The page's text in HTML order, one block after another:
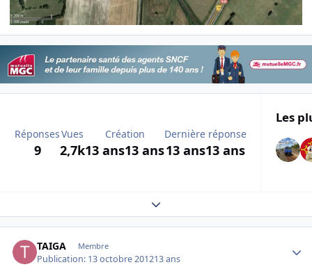
Réponses
9
Vues
2,7k
Création
13 ans13 ans
Dernière réponse
13 ans13 ans
Les
Expand topic overview
TAIGA Membre
Publication: 13 octobre 201213 ans